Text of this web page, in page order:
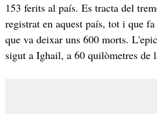
153 ferits al país. Es tracta del
registrat en aquest país, tot i que
que va deixar uns 600 morts.
sigut a Ighail, a 60 quilòmetres de